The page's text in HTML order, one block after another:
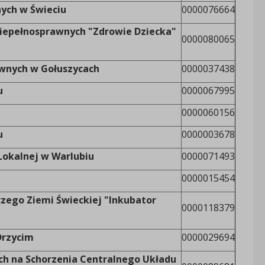
w Świeciu
0000076664
"Zdrowie Dziecka"
0000080065
w Gołuszycach
0000037438
0000067995
0000060156
0000003678
w Warlubiu
0000071493
0000015454
Ziemi Świeckiej "Inkubator
0000118379
0000029694
na Schorzenia Centralnego Układu